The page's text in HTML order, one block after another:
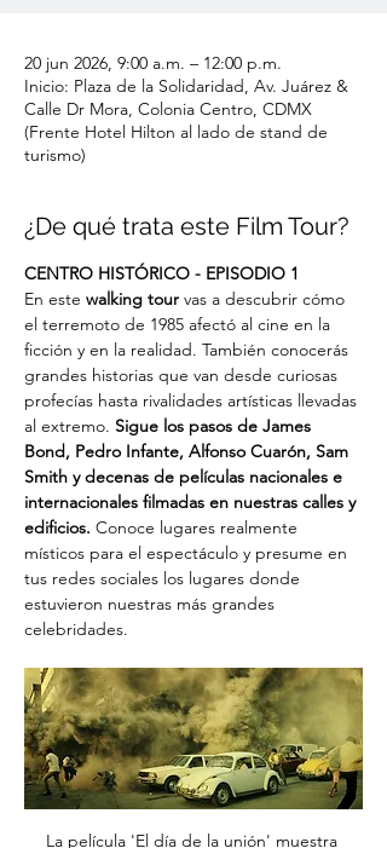
20 jun 2026, 9:00 a.m. – 12:00 p.m.
Inicio: Plaza de la Solidaridad, Av. Juárez &
Calle Dr Mora, Colonia Centro, CDMX
(Frente Hotel Hilton al lado de stand de
turismo)
¿De qué trata este Film Tour?
CENTRO HISTÓRICO - EPISODIO 1
En este walking tour vas a descubrir cómo
el terremoto de 1985 afectó al cine en la
ficción y en la realidad. También conocerás
grandes historias que van desde curiosas
profecías hasta rivalidades artísticas llevadas
al extremo. Sigue los pasos de James
Bond, Pedro Infante, Alfonso Cuarón, Sam
Smith y decenas de películas nacionales e
internacionales filmadas en nuestras calles y
edificios. Conoce lugares realmente
místicos para el espectáculo y presume en
tus redes sociales los lugares donde
estuvieron nuestras más grandes
celebridades.
La película 'El día de la unión' muestra